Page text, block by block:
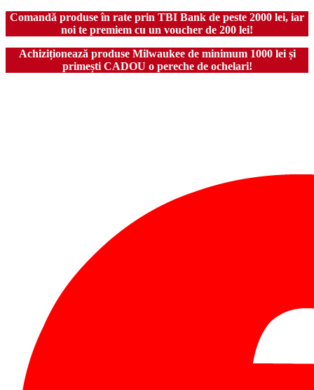
Comandă produse în rate prin TBI Bank de peste 2000 lei, iar
noi te premiem cu un voucher de 200 lei!
Achiziționează produse Milwaukee de minimum 1000 lei și
primești CADOU o pereche de ochelari!